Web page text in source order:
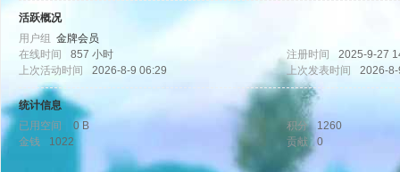
活跃概况
用户组 金牌会员
在线时间
857 小时 注册时间
2025-9-27
上次活动时间
2026-8-9 06:29 上次发表时间 2026-
统计信息
已用空间
0 B 积分
1260
金钱
1022 贡献 0